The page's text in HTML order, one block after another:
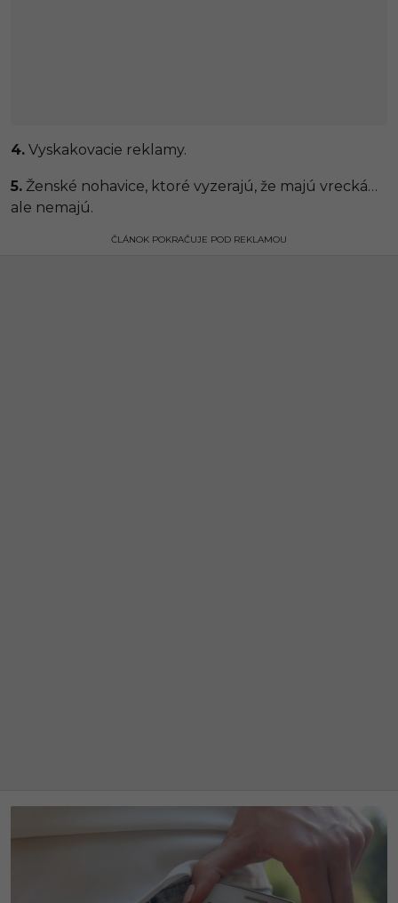
4. Vyskakovacie reklamy.
5. Ženské nohavice, ktoré vyzerajú, že majú vrecká…
ale nemajú.
ČLÁNOK POKRAČUJE POD REKLAMOU